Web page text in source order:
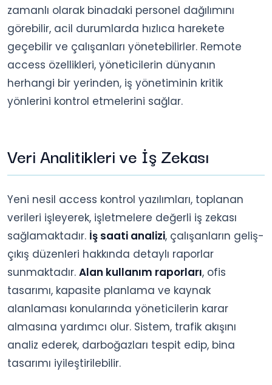
zamanlı olarak binadaki personel dağılımını
görebilir, acil durumlarda hızlıca harekete
geçebilir ve çalışanları yönetebilirler. Remote
access özellikleri, yöneticilerin dünyanın
herhangi bir yerinden, iş yönetiminin kritik
yönlerini kontrol etmelerini sağlar.
Veri Analitikleri ve İş Zekası
Yeni nesil access kontrol yazılımları, toplanan
verileri işleyerek, işletmelere değerli iş zekası
sağlamaktadır. İş saati analizi, çalışanların geliş-
çıkış düzenleri hakkında detaylı raporlar
sunmaktadır. Alan kullanım raporları, ofis
tasarımı, kapasite planlama ve kaynak
alanlaması konularında yöneticilerin karar
almasına yardımcı olur. Sistem, trafik akışını
analiz ederek, darboğazları tespit edip, bina
tasarımı iyileştirilebilir.